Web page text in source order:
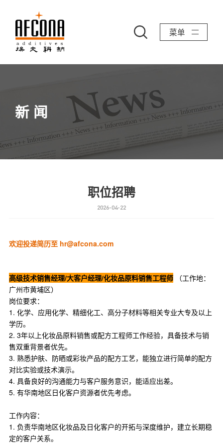
菜单
新 闻
职位招聘
2026-04-22
欢迎投递简历至 hr@afcona.com
高级技术销售经理/大客户经理/化妆品原料销售工程师（工作地：
广州市黄埔区）
岗位要求：
1. 化学、应用化学、精细化工、高分子材料等相关专业大专及以上
学历。
2. 3年以上化妆品原料销售或配方工程师工作经验，具备技术与销
售双重背景者优先。
3. 熟悉护肤、防晒或彩妆产品的配方工艺，能独立进行简单的配方
对比实验或技术演示。
4. 具备良好的沟通能力与客户服务意识，能适应出差。
5. 有华南地区日化客户资源者优先考虑。
工作内容：
1. 负责华南地区化妆品及日化客户的开拓与深度维护，建立长期稳
定的客户关系。